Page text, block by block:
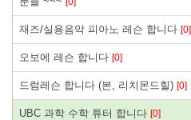
재즈/실용음악 피아노 레슨 합니다 [0]
오보에 레슨 합니다 [0]
드럼레슨 합니다 (본, 리치몬드힐) [0]
UBC 과학 수학 튜터 합니다 [0]